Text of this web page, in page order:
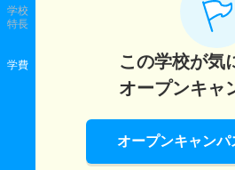
学校
特長
学費
この学校が気
オープンキャ
オープンキャンパ